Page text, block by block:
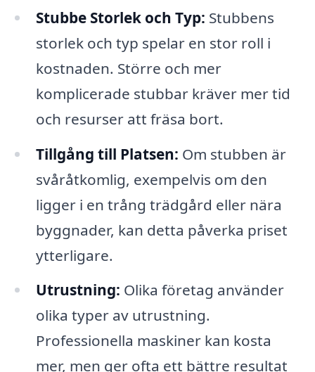
Stubbe Storlek och Typ: Stubbens
storlek och typ spelar en stor roll i
kostnaden. Större och mer
komplicerade stubbar kräver mer tid
och resurser att fräsa bort.
Tillgång till Platsen: Om stubben är
svåråtkomlig, exempelvis om den
ligger i en trång trädgård eller nära
byggnader, kan detta påverka priset
ytterligare.
Utrustning: Olika företag använder
olika typer av utrustning.
Professionella maskiner kan kosta
mer, men ger ofta ett bättre resultat